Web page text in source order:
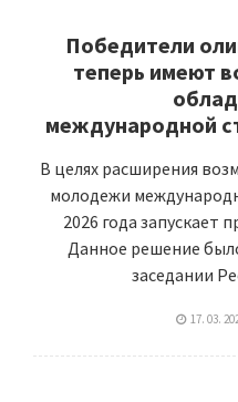
Победители
теперь имеют
международной
В целях расширения
молодежи
2026 года запускает
Данное решение
заседании
17. 03.